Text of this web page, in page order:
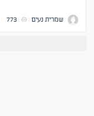
שמרית נעים 773